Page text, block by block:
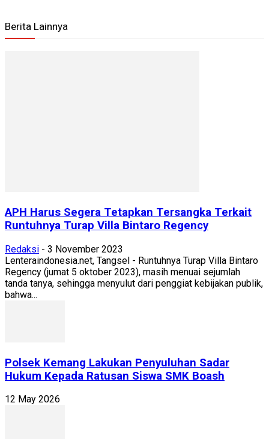
Berita Lainnya
APH Harus Segera Tetapkan Tersangka Terkait
Runtuhnya Turap Villa Bintaro Regency
Redaksi - 3 November 2023
Lenteraindonesia.net, Tangsel - Runtuhnya Turap Villa Bintaro
Regency (jumat 5 oktober 2023), masih menuai sejumlah
tanda tanya, sehingga menyulut dari penggiat kebijakan publik,
bahwa...
Polsek Kemang Lakukan Penyuluhan Sadar
Hukum Kepada Ratusan Siswa SMK Boash
12 May 2026